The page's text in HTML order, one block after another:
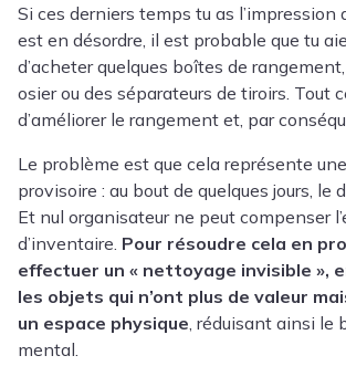
Si ces derniers temps tu as l’impression
est en désordre, il est probable que tu
d’acheter quelques boîtes de
osier ou des séparateurs de tiroirs. Tout
d’améliorer le rangement et, par
Le problème est que cela représente
provisoire : au bout de quelques jours, le
Et nul organisateur ne peut compenser
d’inventaire. Pour résoudre cela en
effectuer un « nettoyage invisible »,
les objets qui n’ont plus de valeur
un espace physique , réduisant ainsi le
mental.